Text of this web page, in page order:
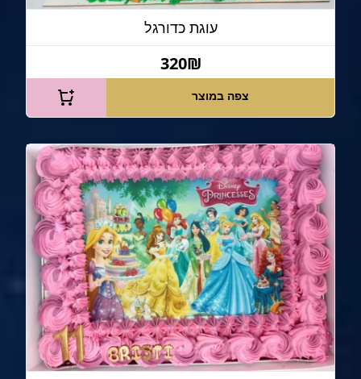
עוגת כדורגל
320₪
צפה במוצר